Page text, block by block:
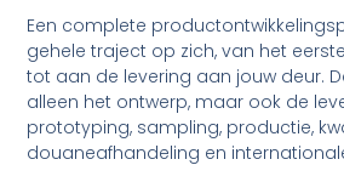
Een complete
gehele traject op zich, van het
tot aan de levering aan jouw deur.
alleen het ontwerp, maar ook de
prototyping, sampling, productie,
douaneafhandeling en